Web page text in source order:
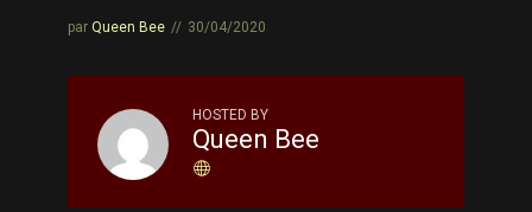
par Queen Bee 30/04/2020
HOSTED BY
Queen Bee